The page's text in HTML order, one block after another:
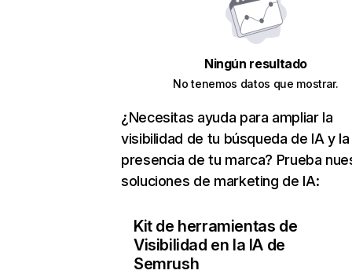
Ningún resultado
No tenemos datos que mostrar.
¿Necesitas ayuda para ampliar la
visibilidad de tu búsqueda de IA y la
presencia de tu marca? Prueba
soluciones de marketing de IA:
Kit de herramientas de
Visibilidad en la IA de
Semrush